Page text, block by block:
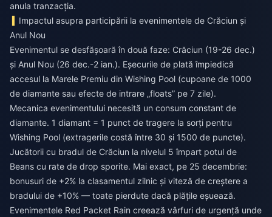
anula tranzacția.
Impactul asupra participării la evenimentele de Crăciun și
Anul Nou
Evenimentul se desfășoară în două faze: Crăciun (19-26 dec.)
și Anul Nou (26 dec.-2 ian.). Eșecurile de plată împiedică
accesul la Marele Premiu din Wishing Pool (cupoane de 1000
de diamante sau efecte de intrare „floats” pe 7 zile).
Mecanica evenimentului necesită un consum constant de
diamante. 1 diamant = 1 punct de tragere la sorți pentru
Wishing Pool (extragerile costă între 30 și 1500 de puncte).
Jucătorii cu bradul de Crăciun la nivelul 5 împart potul de
Beans cu rate de drop sporite. Mai exact, pe 25 decembrie:
bonusuri de +2% la clasamentul zilnic și viteză de creștere a
bradului de +10% — toate pierdute dacă plățile eșuează.
Evenimentele Red Packet Rain creează vârfuri de urgență unde